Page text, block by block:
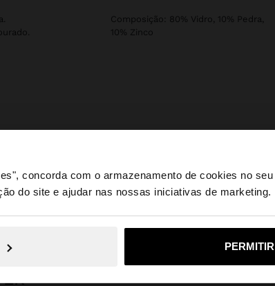
concorda com o armazenamento de cookies no
do site e ajudar nas nossas iniciativas de marketing.
de Portugal. Deseja navegar no nosso site
Sim,
Composição: 80% Vidro, 10% Pedra,
10% Zinco
Bijuteria Brincos brincos com pedra e conta de vidro